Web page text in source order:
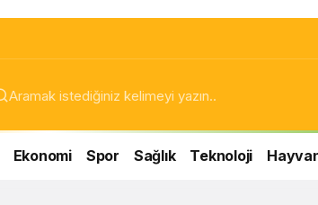
Ekonomi Spor Sağlık Teknoloji